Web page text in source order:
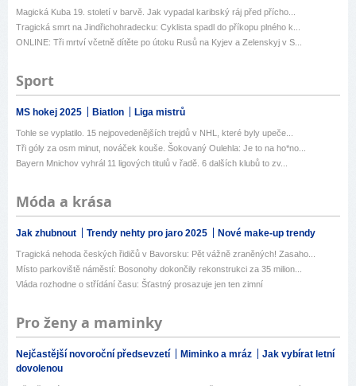
Magická Kuba 19. století v barvě. Jak vypadal karibský ráj před přícho...
Tragická smrt na Jindřichohradecku: Cyklista spadl do příkopu plného k...
ONLINE: Tři mrtví včetně dítěte po útoku Rusů na Kyjev a Zelenskyj v S...
Sport
MS hokej 2025 Biatlon Liga mistrů
Tohle se vyplatilo. 15 nejpovedenějších trejdů v NHL, které byly upeče...
Tři góly za osm minut, nováček kouše. Šokovaný Oulehla: Je to na ho*no...
Bayern Mnichov vyhrál 11 ligových titulů v řadě. 6 dalších klubů to zv...
Móda a krása
Jak zhubnout Trendy nehty pro jaro 2025 Nové make-up trendy
Tragická nehoda českých řidičů v Bavorsku: Pět vážně zraněných! Zasaho...
Místo parkoviště náměstí: Bosonohy dokončily rekonstrukci za 35 milion...
Vláda rozhodne o střídání času: Šťastný prosazuje jen ten zimní
Pro ženy a maminky
Nejčastější novoroční předsevzetí Miminko a mráz
Jak vybírat letní
dovolenou